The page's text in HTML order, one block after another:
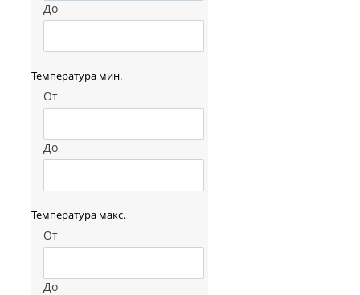
До
Температура мин.
От
До
Температура макс.
От
До